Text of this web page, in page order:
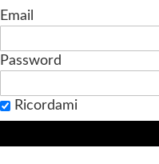
Email
Password
Ricordami